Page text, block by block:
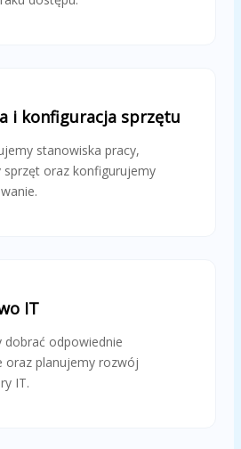
i konfiguracja sprzętu
stanowiska pracy,
sprzęt oraz konfigurujemy
IT
dobrać odpowiednie
oraz planujemy rozwój
IT.